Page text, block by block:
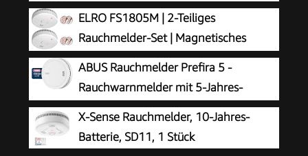
Werkzeug und Bohren, mit starken 3M
Klebepads für sicheren Halt, mit LED-
Funktionsanzeige, Alarm bei Rauchentwicklung
mit 85 dB
ELRO FS1805M | 2-Teiliges
Rauchmelder-Set | Magnetisches
Befestigungsset | 5 Jahre Batterie |
Entspricht der europäischen Norm EN14604 |
Weiß | Set mit 2 Stück
ABUS Rauchmelder Prefira 5 -
Rauchwarnmelder mit 5-Jahres-
Batterie
X-Sense Rauchmelder, 10-Jahres-
Batterie, SD11, 1 Stück